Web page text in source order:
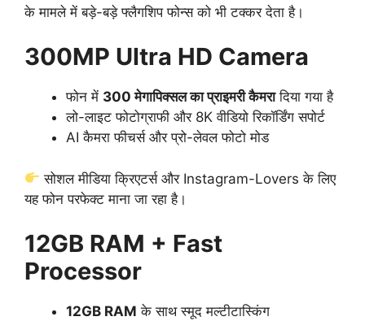
के मामले में बड़े-बड़े फ्लैगशिप फोन्स को भी टक्कर देता है।
300MP Ultra HD Camera
फोन में 300 मेगापिक्सल का प्राइमरी कैमरादिया गया है
लो-लाइट फोटोग्राफी और 8K वीडियो रिकॉर्डिंग सपोर्ट
AI कैमरा फीचर्स और प्रो-लेवल फोटो मोड
सोशल मीडिया क्रिएटर्स और Instagram-Lovers के लिए
यह फोन परफेक्ट माना जा रहा है।
12GB RAM + Fast
Processor
12GB RAM के साथ स्मूद मल्टीटास्किंग